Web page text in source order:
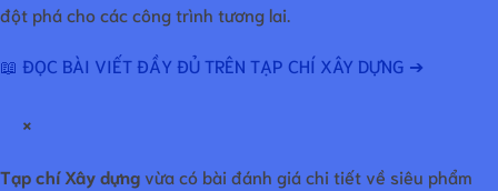
đột phá cho các công trình tương lai.
📖 ĐỌC BÀI VIẾT ĐẦY ĐỦ TRÊN TẠP CHÍ XÂY DỰNG ➔
×
Tạp chí Xây dựngvừa có bài đánh giá chi tiết về siêu phẩm